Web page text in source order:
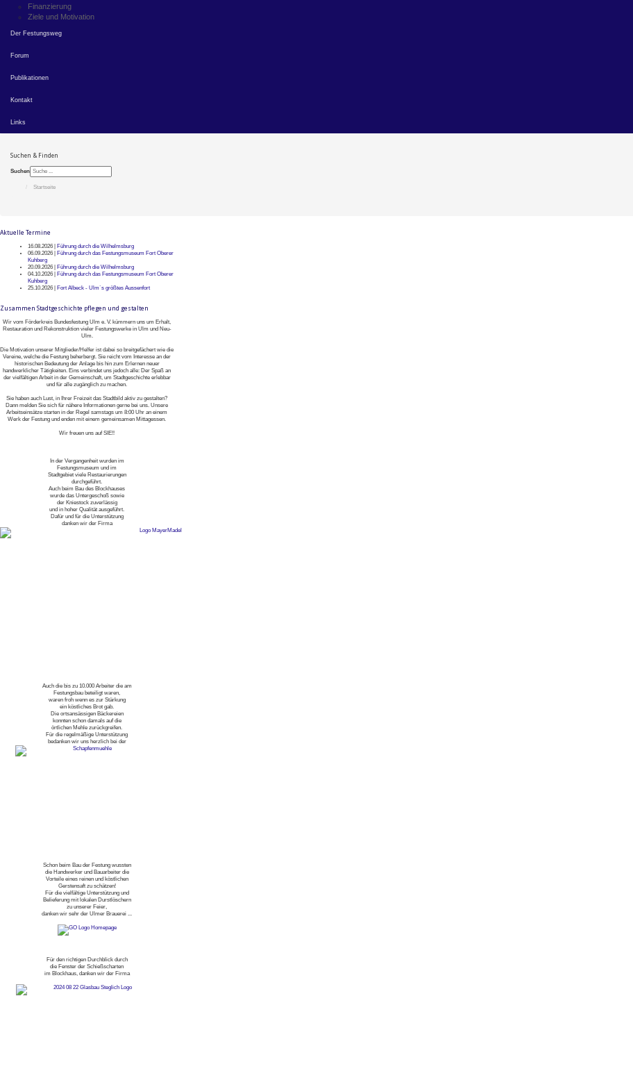
Finanzierung
Ziele und Motivation
Der Festungsweg
Forum
Publikationen
Kontakt
Links
Suchen & Finden
Suchen
Startseite
Aktuelle Termine
16.08.2026 |
Führung durch die Wilhelmsburg
06.09.2026 |
Führung durch das Festungsmuseum Fort Oberer
Kuhberg
20.09.2026 |
Führung durch die Wilhelmsburg
04.10.2026 |
Führung durch das Festungsmuseum Fort Oberer
Kuhberg
25.10.2026 |
Fort Albeck - Ulm`s größtes Aussenfort
Zusammen Stadtgeschichte pflegen und gestalten
Wir vom Förderkreis Bundesfestung Ulm e. V. kümmern uns um Erhalt,
Restauration und Rekonstruktion vieler Festungswerke in Ulm und Neu-
Ulm.
Die Motivation unserer Mitglieder/Helfer ist dabei so breitgefächert wie die
Vereine, welche die Festung beherbergt. Sie reicht vom Interesse an der
historischen Bedeutung der Anlage bis hin zum Erlernen neuer
handwerklicher Tätigkeiten. Eins verbindet uns jedoch alle: Der Spaß an
der vielfältigen Arbeit in der Gemeinschaft, um Stadtgeschichte erlebbar
und für alle zugänglich zu machen.
Sie haben auch Lust, in Ihrer Freizeit das Stadtbild aktiv zu gestalten?
Dann melden Sie sich für nähere Informationen gerne bei uns. Unsere
Arbeitseinsätze starten in der Regel samstags um 8:00 Uhr an einem
Werk der Festung und enden mit einem gemeinsamen Mittagessen.
Wir freuen uns auf SIE!!
In der Vergangenheit wurden im
Festungsmuseum und im
Stadtgebiet viele Restaurierungen
durchgeführt.
Auch beim Bau des Blockhauses
wurde das Untergeschoß sowie
der Kniestock zuverlässig
und in hoher Qualität ausgeführt.
Dafür und für die Unterstützung
danken wir der Firma
Auch die bis zu 10.000 Arbeiter die am
Festungsbau beteiligt waren,
waren froh wenn es zur Stärkung
ein köstliches Brot gab.
Die ortsansässigen Bäckereien
konnten schon damals auf die
örtlichen Mehle zurückgreifen.
Für die regelmäßige Unterstützung
bedanken wir uns herzlich bei der
Schon beim Bau der Festung wussten
die Handwerker und Bauarbeiter die
Vorteile eines reinen und köstlichen
Gerstensaft zu schätzen!
Für die vielfältige Unterstützung und
Belieferung mit lokalen Durstlöschern
zu unserer Feier,
danken wir sehr der Ulmer Brauerei ...
Für den richtigen Durchblick durch
die Fenster der Schießscharten
im Blockhaus, danken wir der Firma